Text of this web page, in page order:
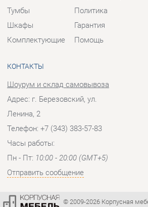
Шоурум и склад самовывоза
Адрес: г. Березовский, ул.
Ленина, 2
Часы работы: